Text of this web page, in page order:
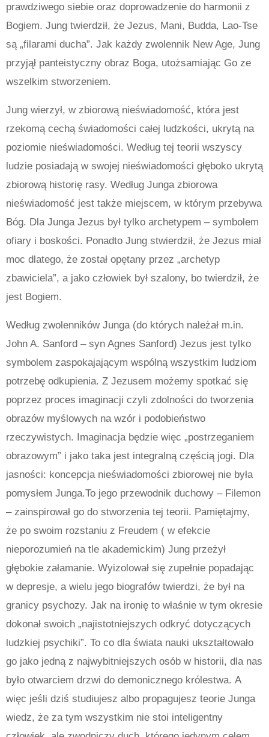
prawdziwego siebie oraz doprowadzenie do harmonii z
Bogiem. Jung twierdził, że Jezus, Mani, Budda, Lao-Tse
są „filarami ducha”. Jak każdy zwolennik New Age, Jung
przyjął panteistyczny obraz Boga, utożsamiając Go ze
wszelkim stworzeniem.
Jung wierzył, w zbiorową nieświadomość, która jest
rzekomą cechą świadomości całej ludzkości, ukrytą na
poziomie nieświadomości. Według tej teorii wszyscy
ludzie posiadają w swojej nieświadomości głęboko ukrytą
zbiorową historię rasy. Według Junga zbiorowa
nieświadomość jest także miejscem, w którym przebywa
Bóg. Dla Junga Jezus był tylko archetypem – symbolem
ofiary i boskości. Ponadto Jung stwierdził, że Jezus miał
moc dlatego, że został opętany przez „archetyp
zbawiciela”, a jako człowiek był szalony, bo twierdził, że
jest Bogiem.
Według zwolenników Junga (do których należał m.in.
John A. Sanford – syn Agnes Sanford) Jezus jest tylko
symbolem zaspokajającym wspólną wszystkim ludziom
potrzebę odkupienia. Z Jezusem możemy spotkać się
poprzez proces imaginacji czyli zdolności do tworzenia
obrazów myślowych na wzór i podobieństwo
rzeczywistych. Imaginacja będzie więc „postrzeganiem
obrazowym” i jako taka jest integralną częścią jogi. Dla
jasności: koncepcja nieświadomości zbiorowej nie była
pomysłem Junga.To jego przewodnik duchowy – Filemon
– zainspirował go do stworzenia tej teorii. Pamiętajmy,
że po swoim rozstaniu z Freudem ( w efekcie
nieporozumień na tle akademickim) Jung przeżył
głębokie załamanie. Wyizolował się zupełnie popadając
w depresje, a wielu jego biografów twierdzi, że był na
granicy psychozy. Jak na ironię to właśnie w tym okresie
dokonał swoich „najistotniejszych odkryć dotyczących
ludzkiej psychiki”. To co dla świata nauki ukształtowało
go jako jedną z najwybitniejszych osób w historii, dla nas
było otwarciem drzwi do demonicznego królestwa. A
więc jeśli dziś studiujesz albo propagujesz teorie Junga
wiedz, że za tym wszystkim nie stoi inteligentny